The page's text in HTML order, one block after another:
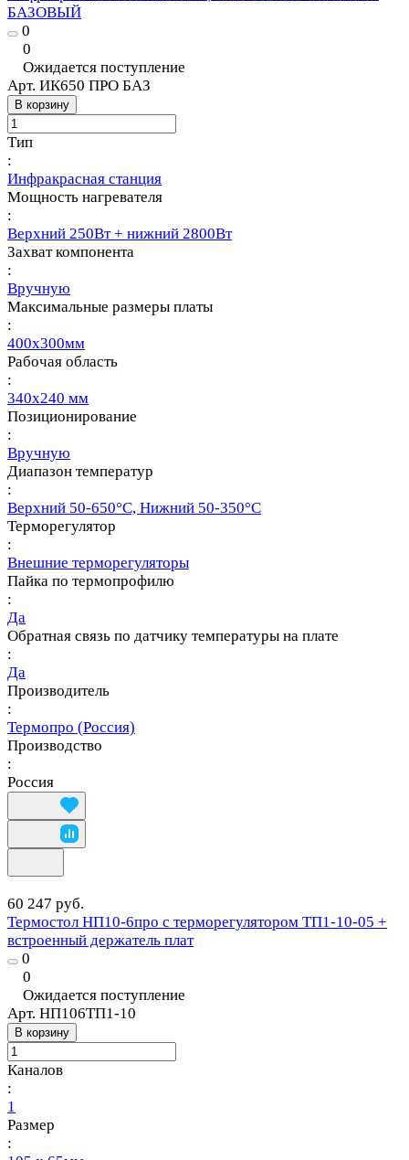
БАЗОВЫЙ
0
0
Ожидается поступление
Арт. ИК650 ПРО БАЗ
В корзину
Тип
:
Инфракрасная станция
Мощность нагревателя
:
Верхний 250Вт + нижний 2800Вт
Захват компонента
:
Вручную
Максимальные размеры платы
:
400х300мм
Рабочая область
:
340х240 мм
Позиционирование
:
Вручную
Диапазон температур
:
Верхний 50-650°С, Нижний 50-350°С
Терморегулятор
:
Внешние терморегуляторы
Пайка по термопрофилю
:
Да
Обратная связь по датчику температуры на плате
:
Да
Производитель
:
Термопро (Россия)
Производство
:
Россия
60 247 руб.
Термостол НП10-6про с терморегулятором ТП1-10-05 +
встроенный держатель плат
0
0
Ожидается поступление
Арт. НП106ТП1-10
В корзину
Каналов
:
1
Размер
: